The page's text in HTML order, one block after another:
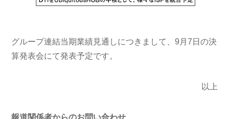
グループ連結当期業績見通しにつきまして、9月7日の決
算発表会にて発表予定です。
以上
報道関係者からのお問い合わせ